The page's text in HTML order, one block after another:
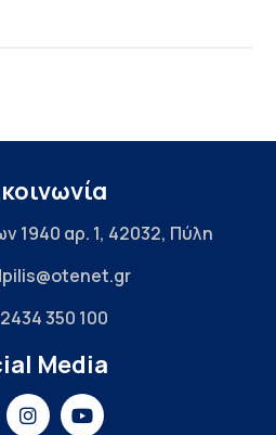
1940 αρ. 1, 42032, Πύλη
350 100
Media